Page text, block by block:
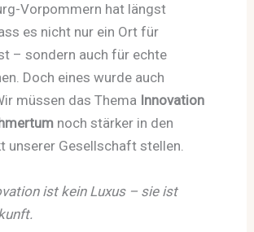
Vorpommern hat längst
es nicht nur ein Ort für
– sondern auch für echte
Doch eines wurde auch
müssen das Thema Innovation
noch stärker in den
unserer Gesellschaft stellen.
ist kein Luxus – sie ist